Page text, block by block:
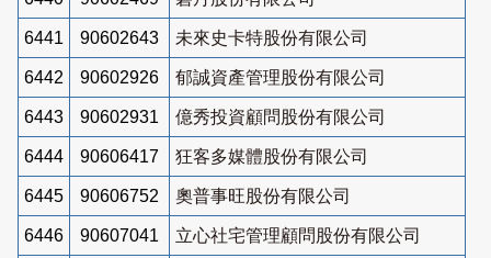
6441 90602643 未來史卡特股份有限公司
6442 90602926 郁誠資產管理股份有限公司
6443 90602931 億秀投資顧問股份有限公司
6444 90606417 狂客多媒體股份有限公司
6445 90606752 奧普事旺股份有限公司
6446 90607041 立心社宅管理顧問股份有限公司